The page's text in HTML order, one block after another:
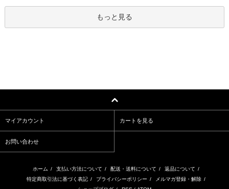
もっと見る
マイアカウント カートを見る
お問い合わせ
ホーム / 支払い方法について / 配送・送料について / 返品について /
特定商取引法に基づく表記 / プライバシーポリシー / メルマガ登録・解除 /